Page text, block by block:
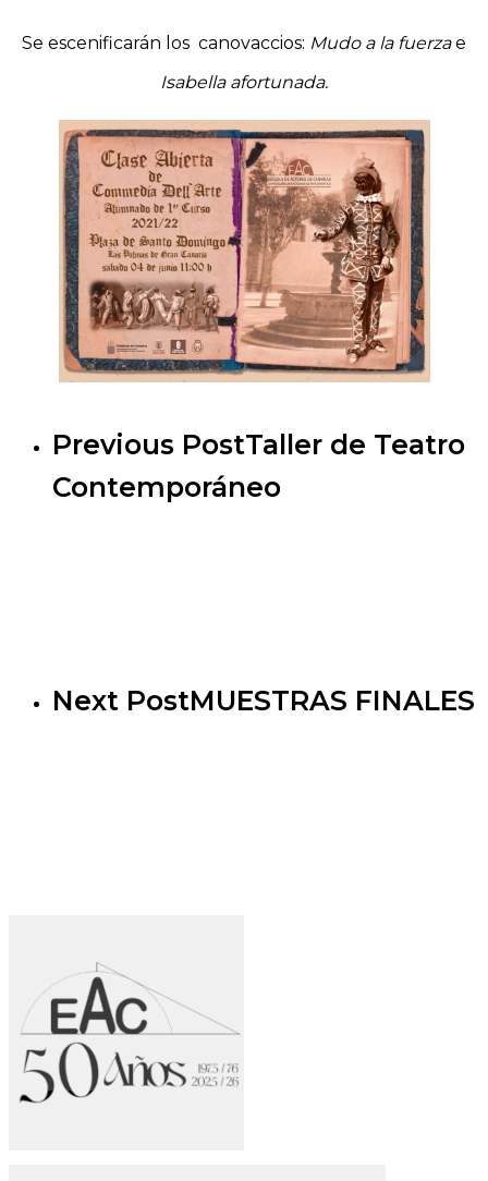
Se escenificarán los canovaccios: Mudo a la fuerzae
Isabella afortunada.
Previous PostTaller de Teatro
Contemporáneo
Next PostMUESTRAS FINALES